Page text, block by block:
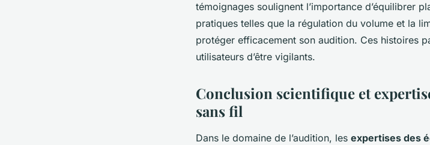
témoignages soulignent l’importance d’équilibrer
pratiques telles que la régulation du volume et la
protéger efficacement son audition. Ces histoires
utilisateurs d’être vigilants.
Conclusion scientifique et
sans fil
Dans le domaine de l’audition, les expertises des